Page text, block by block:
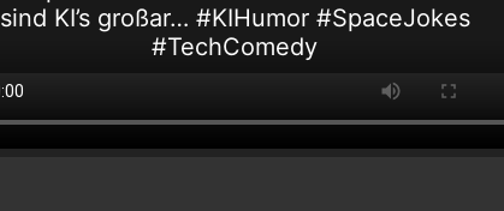
sind KI’s großar… #KIHumor #SpaceJokes
#TechComedy